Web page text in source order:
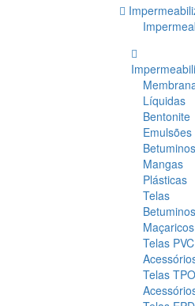
Líquidas
Bentonite
Emulsões
Mangas
Plásticas
Telas
Maçaricos
Telas
Telas